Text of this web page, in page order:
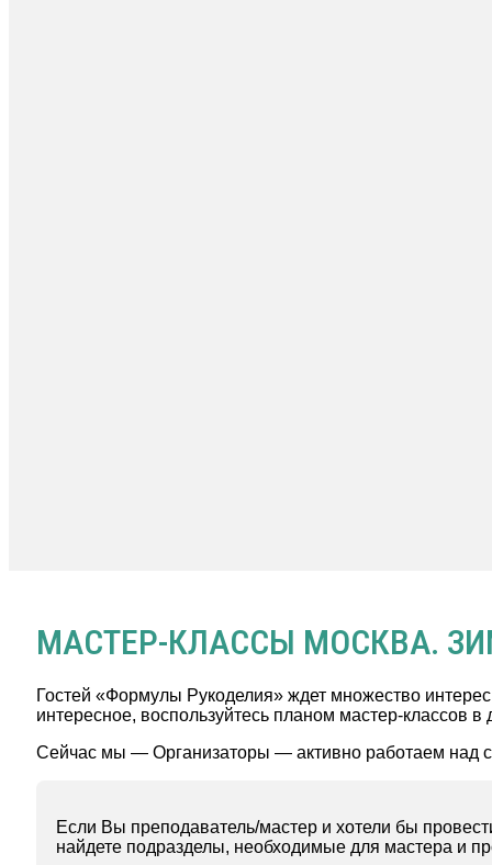
МАСТЕР-КЛАССЫ МОСКВА.
Гостей «Формулы Рукоделия» ждет множество
интересное, воспользуйтесь планом мастер-классов в
Сейчас мы — Организаторы — активно работаем над
Если Вы преподаватель/мастер и хотели бы
найдете подразделы, необходимые для мастера и